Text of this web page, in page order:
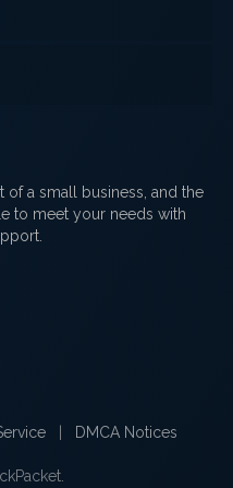
a small business, and the
to meet your needs with
DMCA Notices